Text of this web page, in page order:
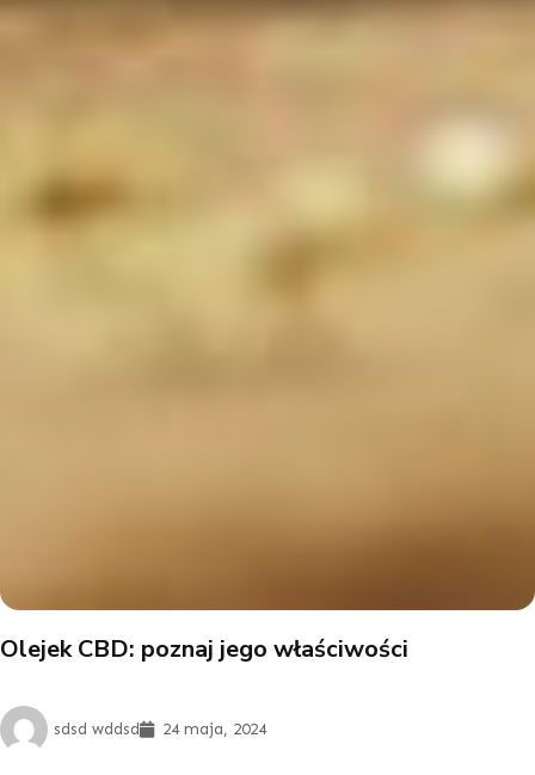
Olejek CBD: poznaj jego właściwości
sdsd wddsd 24 maja, 2024